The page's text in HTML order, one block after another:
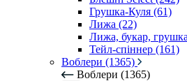
Грушка-Куля (61)
Лижа (22)
Лижа, букар,
Тейл-спіннер (161)
Воблери (1365)
Воблери (1365)